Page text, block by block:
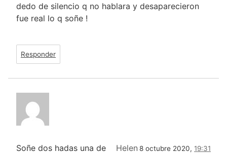
dedo de silencio q no hablara y desaparecieron
fue real lo q soñe !
Responder
Helen 8 octubre 2020, 19:31
Soñe dos hadas una de